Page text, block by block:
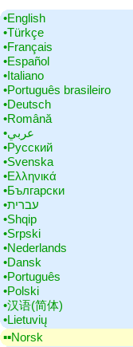
•‎English
•‎Türkçe
•‎Français
•‎Español
•‎Italiano
•‎Português brasileiro
•‎Deutsch
•‎Română
•‎عربي
•‎Русский
•‎Svenska
•‎Ελληνικά
•‎Български
•‎עברית
•‎Shqip
•‎Srpski
•‎Nederlands
•‎Dansk
•‎Português
•‎Polski
•‎汉语(简体)
•‎Lietuvių
▪▪‎Norsk